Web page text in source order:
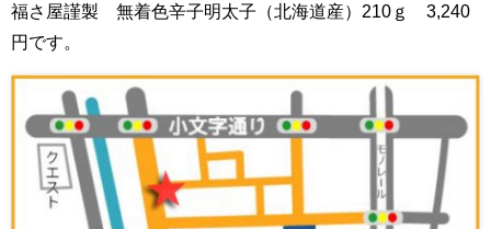
福さ屋謹製 無着色辛子明太子（北海道産）210ｇ 3,240
円です。